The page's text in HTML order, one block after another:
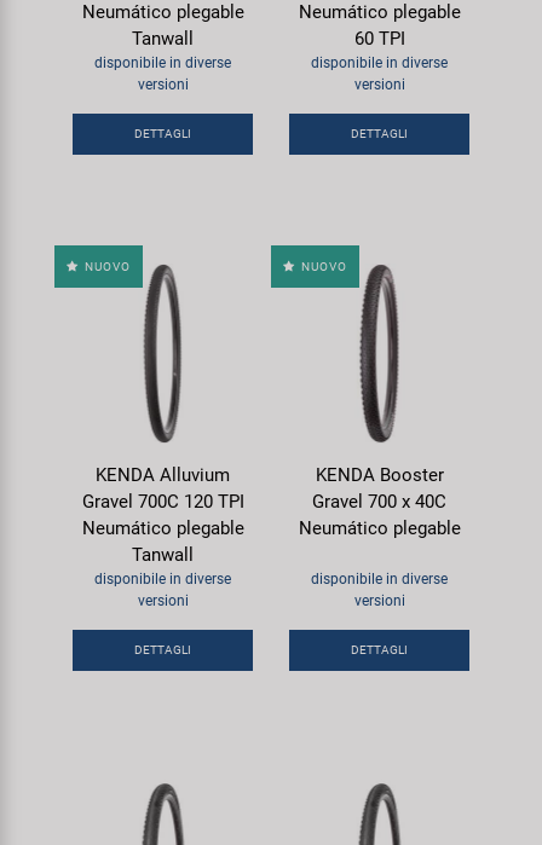
Neumático plegable
Tanwall
disponibile in diverse
versioni
DETTAGLI
Neumático plegable
60 TPI
disponibile in diverse
versioni
DETTAGLI
NUOVO
KENDA Alluvium
Gravel 700C 120 TPI
Neumático plegable
Tanwall
disponibile in diverse
versioni
DETTAGLI
NUOVO
KENDA Booster
Gravel 700 x 40C
Neumático plegable
disponibile in diverse
versioni
DETTAGLI